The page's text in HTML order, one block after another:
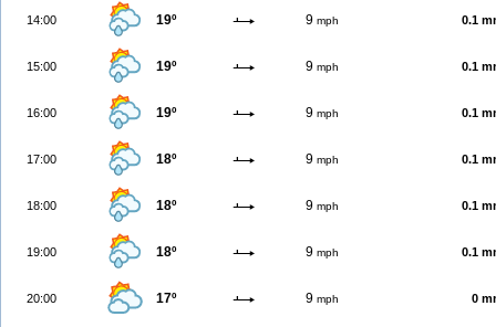
14:00 19º 9 mph 0.1
15:00 19º 9 mph 0.1
16:00 19º 9 mph 0.1
17:00 18º 9 mph 0.1
18:00 18º 9 mph 0.1
19:00 18º 9 mph 0.1
20:00 17º 9 mph 0